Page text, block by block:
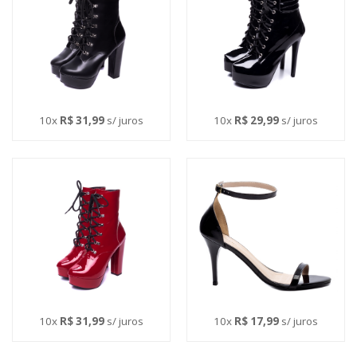
10x R$ 31,99s/ juros 10x R$ 29,99s/ juros
10x R$ 31,99s/ juros 10x R$ 17,99s/ juros